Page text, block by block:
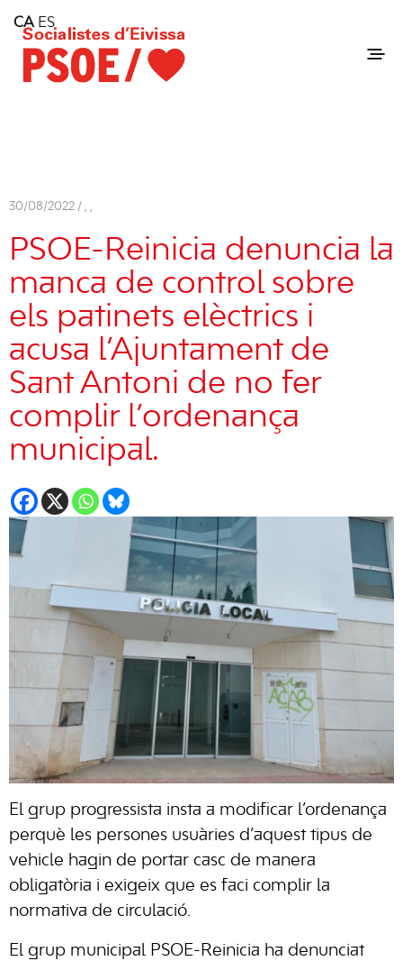
Consell Insular d'Eivissa
Services
Contact
30/08/2022 / , ,
PSOE-Reinicia denuncia la
manca de control sobre
els patinets elèctrics i
acusa l’Ajuntament de
Sant Antoni de no fer
complir l’ordenança
municipal.
El grup progressista insta a modificar l’ordenança
perquè les persones usuàries d’aquest tipus de
vehicle hagin de portar casc de manera
obligatòria i exigeix ​​que es faci complir la
normativa de circulació.
El grup municipal PSOE-Reinicia ha denunciat
CA ES